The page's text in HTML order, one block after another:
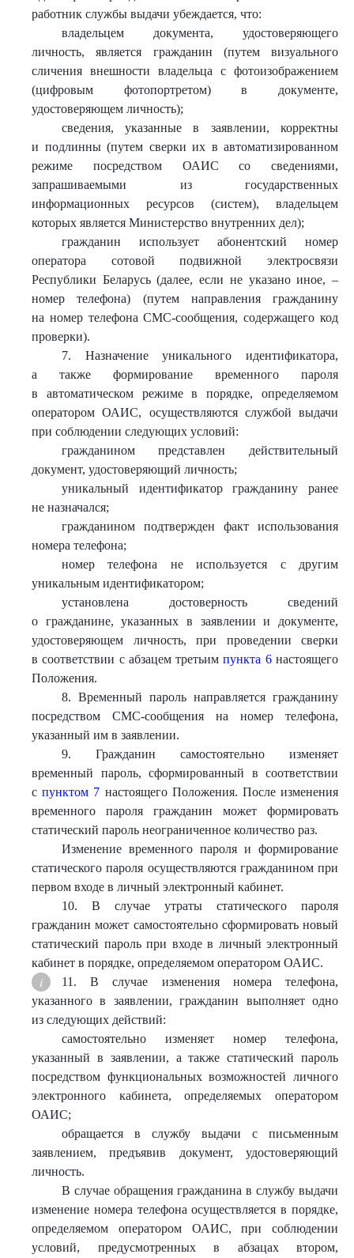
работник службы выдачи убеждается, что:
владельцем документа, удостоверяющего
личность, является гражданин (путем визуального
сличения внешности владельца с фотоизображением
(цифровым фотопортретом) в документе,
удостоверяющем личность);
сведения, указанные в заявлении, корректны
и подлинны (путем сверки их в автоматизированном
режиме посредством ОАИС со сведениями,
запрашиваемыми из государственных
информационных ресурсов (систем), владельцем
которых является Министерство внутренних дел);
гражданин использует абонентский номер
оператора сотовой подвижной электросвязи
Республики Беларусь (далее, если не указано иное, –
номер телефона) (путем направления гражданину
на номер телефона СМС-сообщения, содержащего код
проверки).
7. Назначение уникального идентификатора,
а также формирование временного пароля
в автоматическом режиме в порядке, определяемом
оператором ОАИС, осуществляются службой выдачи
при соблюдении следующих условий:
гражданином представлен действительный
документ, удостоверяющий личность;
уникальный идентификатор гражданину ранее
не назначался;
гражданином подтвержден факт использования
номера телефона;
номер телефона не используется с другим
уникальным идентификатором;
установлена достоверность сведений
о гражданине, указанных в заявлении и документе,
удостоверяющем личность, при проведении сверки
в соответствии с абзацем третьимпункта 6настоящего
Положения.
8. Временный пароль направляется гражданину
посредством СМС-сообщения на номер телефона,
указанный им в заявлении.
9. Гражданин самостоятельно изменяет
временный пароль, сформированный в соответствии
спунктом 7 настоящего Положения. После изменения
временного пароля гражданин может формировать
статический пароль неограниченное количество раз.
Изменение временного пароля и формирование
статического пароля осуществляются гражданином при
первом входе в личный электронный кабинет.
10. В случае утраты статического пароля
гражданин может самостоятельно сформировать новый
статический пароль при входе в личный электронный
кабинет в порядке, определяемом оператором ОАИС.
11. В случае изменения номера телефона,
указанного в заявлении, гражданин выполняет одно
из следующих действий:
самостоятельно изменяет номер телефона,
указанный в заявлении, а также статический пароль
посредством функциональных возможностей личного
электронного кабинета, определяемых оператором
ОАИС;
обращается в службу выдачи с письменным
заявлением, предъявив документ, удостоверяющий
личность.
В случае обращения гражданина в службу выдачи
изменение номера телефона осуществляется в порядке,
определяемом оператором ОАИС, при соблюдении
условий, предусмотренных в абзацах втором,